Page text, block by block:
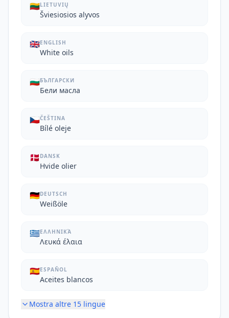
🇱🇹LIETUVIŲ
Šviesiosios alyvos
🇬🇧ENGLISH
White oils
🇧🇬БЪЛГАРСКИ
Бели масла
🇨🇿ČEŠTINA
Bílé oleje
🇩🇰 DANSK
Hvide olier
🇩🇪DEUTSCH
Weißöle
🇬🇷ΕΛΛΗΝΙΚΆ
Λευκά έλαια
🇪🇸ESPAÑOL
Aceites blancos
Mostra altre 15 lingue